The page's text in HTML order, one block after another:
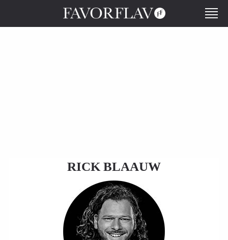
RICK BLAAUW